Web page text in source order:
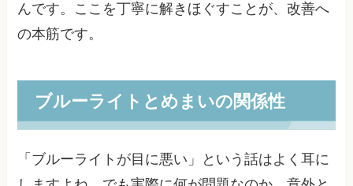
んです。ここを丁寧に解きほぐすことが、改善へ
の本筋です。
ブルーライトとめまいの関係性
「ブルーライトが目に悪い」という話はよく耳に